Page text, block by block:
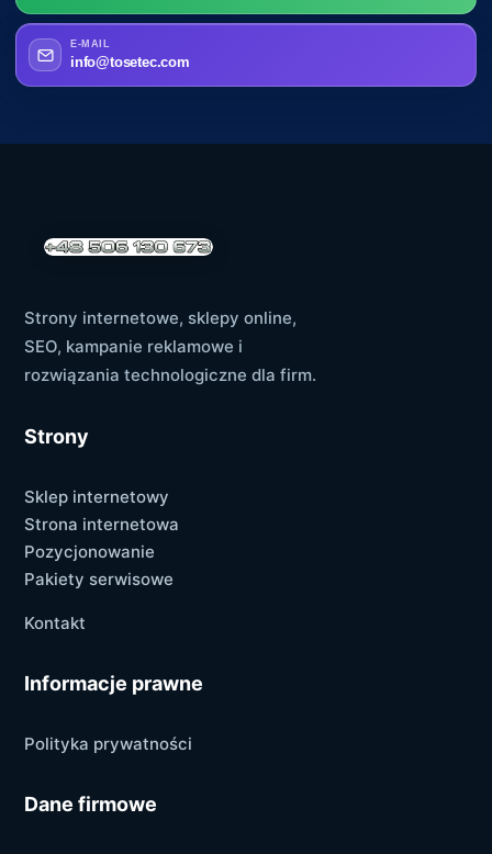
E-MAIL
info@tosetec.com
Strony internetowe, sklepy online,
SEO, kampanie reklamowe i
rozwiązania technologiczne dla firm.
Strony
Sklep internetowy
Strona internetowa
Pozycjonowanie
Pakiety serwisowe
Kontakt
Informacje prawne
Polityka prywatności
Dane firmowe